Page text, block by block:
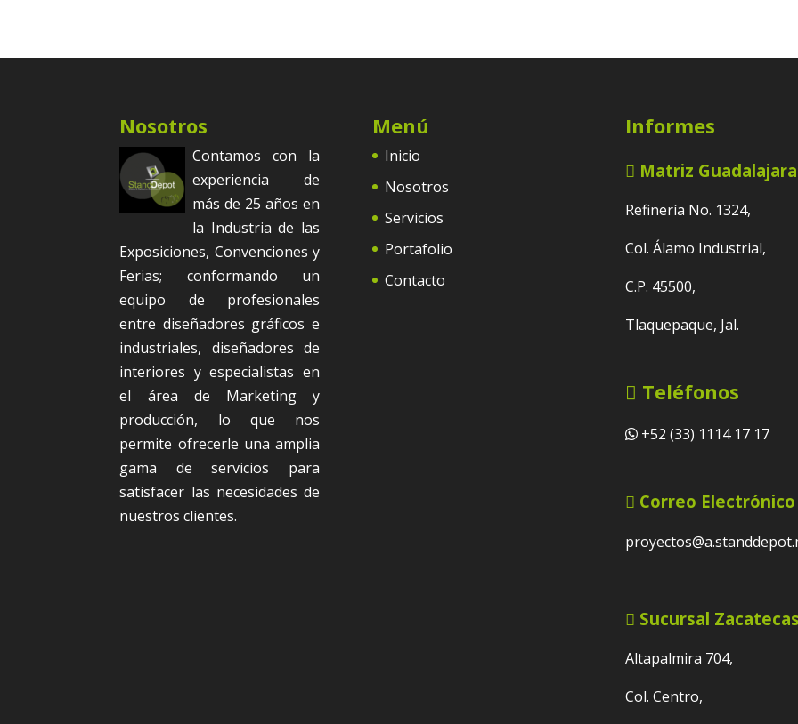
Nosotros
Contamos con la
experiencia de
más de 25 años en
la Industria de las
Exposiciones, Convenciones y
Ferias; conformando un
equipo de profesionales
entre diseñadores gráficos e
industriales, diseñadores de
interiores y especialistas en
el área de Marketing y
producción, lo que nos
permite ofrecerle una amplia
gama de servicios para
satisfacer las necesidades de
nuestros clientes.
Menú
Inicio
Nosotros
Servicios
Portafolio
Contacto
Informes
Matriz Guadalajara
Refinería No. 1324,
Col. Álamo Industrial,
C.P. 45500,
Tlaquepaque, Jal.
Teléfonos
+52 (33) 1114 17 17
Correo Electrónico
Sucursal
Altapalmira 704,
Col. Centro,